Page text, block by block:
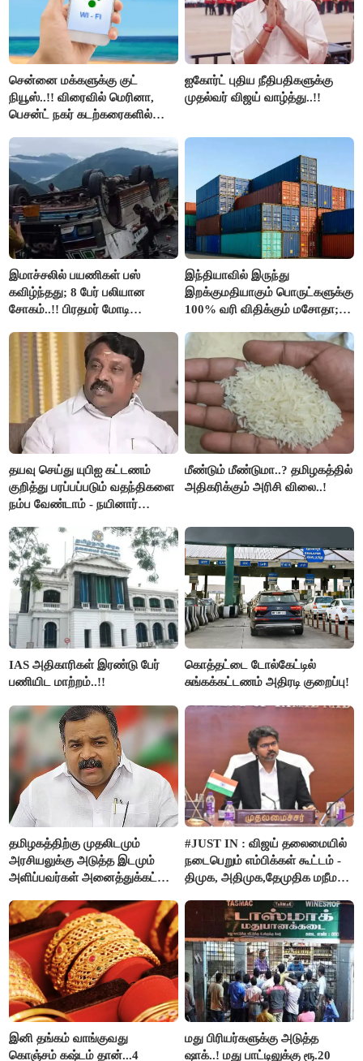
சென்னை மக்களுக்கு குட்
நியூஸ்..!! விரைவில் மெரினா,
பெசன்ட் நகர் கடற்கரைகளில்
ஐகோர்ட் புதிய நீதிபதிகளுக்கு
முதல்வர் விஜய் வாழ்த்து..!!
இமாச்சலில் பயணிகள் பஸ்
கவிழ்ந்தது; 8 பேர் பலியான
சோகம்..!! பிரதமர் மோடி
இந்தியாவில் இருந்து
இறக்குமதியாகும் பொருட்களுக்கு
100% வரி விதிக்கும் மசோதா;
தயவு செய்து யுபிஐ கட்டணம்
குறித்து பரப்பப்படும் வதந்திகளை
நம்ப வேண்டாம் - நயினார்
மீண்டும் மீண்டுமா..? தமிழகத்தில்
அதிகரிக்கும் அரிசி விலை..!
IAS அதிகாரிகள் இரண்டு பேர்
பணியிட மாற்றம்..!!
கொத்தட்டை டோல்கேட்டில்
சுங்கக்கட்டணம் அதிரடி குறைப்பு!
தமிழகத்திற்கு முதலிடமும்
அரசியலுக்கு அடுத்த இடமும்
அளிப்பவர்கள் அனைத்துக்கட்சி
பங்கேற்பார்கள் - மாணிக்கம்
தாகூர்..!!
#JUST IN : விஜய் தலைமையில்
நடைபெறும் எம்பிக்கள் கூட்டம் -
திமுக, அதிமுக,தேமுதிக மநீம
இனி தங்கம் வாங்குவது
கொஞ்சம் கஷ்டம் தான்...4
மது பிரியர்களுக்கு அடுத்த
ஷாக்..! மது பாட்டிலுக்கு ரூ.20